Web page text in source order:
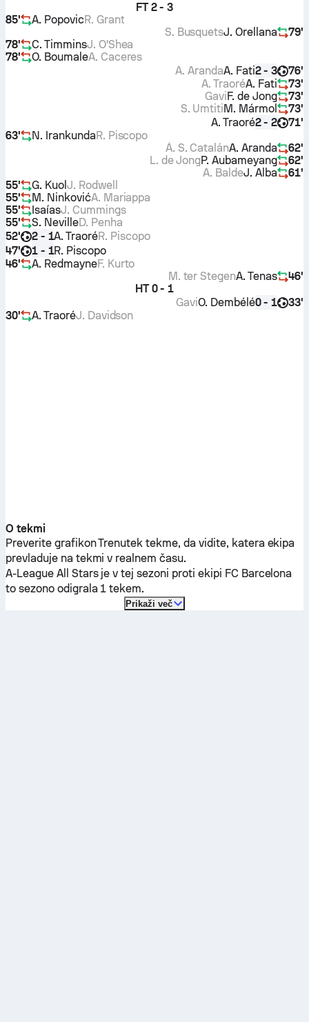
FT 2 - 3
85'
A. PopovicR. Grant
79'
J. Orellana
S. Busquets
78'
C. TimminsJ. O'Shea
78'
O. BoumaleA. Caceres
76'
2 - 3
A. Fati
A. Aranda
73'
A. Fati
A. Traoré
73'
F. de Jong
Gavi
73'
M. Mármol
S. Umtiti
71'
2 - 2
A. Traoré
63'
N. IrankundaR. Piscopo
62'
A. Aranda
Á. S. Catalán
62'
P. Aubameyang
L. de Jong
61'
J. Alba
A. Balde
55'
G. Kuol J. Rodwell
55'
M. NinkovićA. Mariappa
55'
IsaíasJ. Cummings
55'
S. NevilleD. Penha
52'
2 - 1A. TraoréR. Piscopo
47'
1 - 1R. Piscopo
46'
A. RedmayneF. Kurto
46'
A. Tenas
M. ter Stegen
HT 0 - 1
33'
0 - 1
O. Dembélé
Gavi
30'
A. TraoréJ. Davidson
O tekmi
Preverite grafikon Trenutek tekme, da vidite, katera ekipa
prevladuje na tekmi v realnem času.
A-League All Starsje v tej sezoni proti ekipi FC Barcelona
to sezono odigrala 1 tekem.
Prikaži več